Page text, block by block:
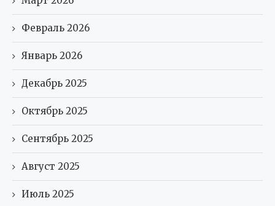
Февраль 2026
Январь 2026
Декабрь 2025
Октябрь 2025
Сентябрь 2025
Август 2025
Июль 2025